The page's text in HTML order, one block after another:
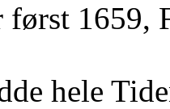
1659,
hele